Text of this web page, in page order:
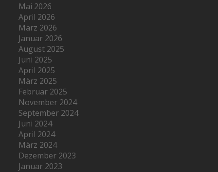
Mai 2026
April 2026
März 2026
Januar 2026
August 2025
Juni 2025
April 2025
März 2025
Februar 2025
November 2024
September 2024
Juni 2024
April 2024
März 2024
Dezember 2023
Januar 2023